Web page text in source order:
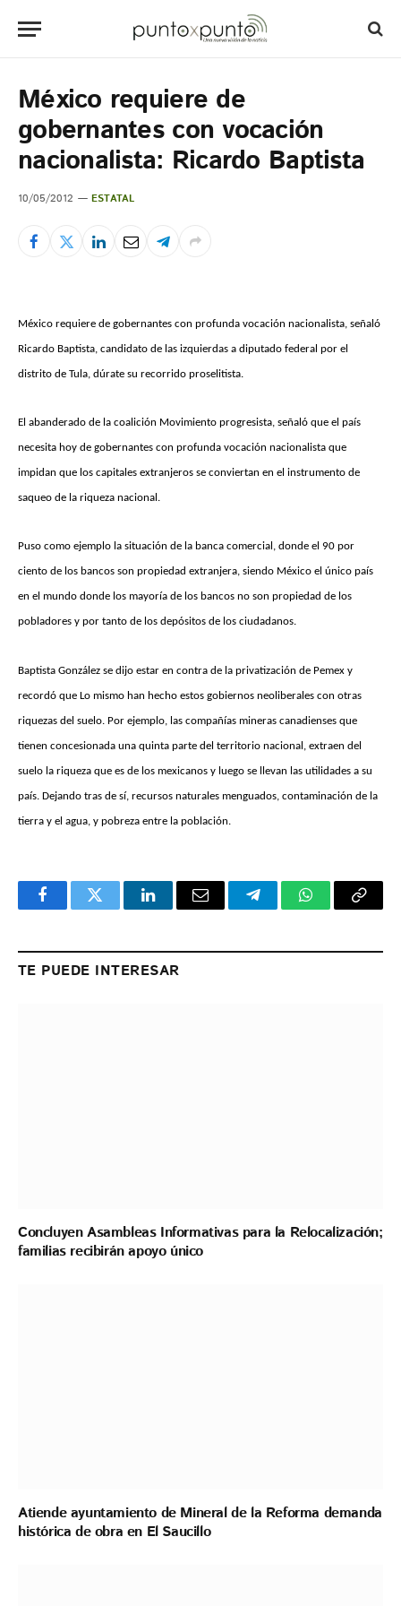
México requiere de
gobernantes con vocación
nacionalista: Ricardo Baptista
10/05/2012 ESTATAL
México requiere de gobernantes con profunda vocación nacionalista, señaló
Ricardo Baptista, candidato de las izquierdas a diputado federal por el
distrito de Tula, dúrate su recorrido proselitista.
El abanderado de la coalición Movimiento progresista, señaló que el país
necesita hoy de gobernantes con profunda vocación nacionalista que
impidan que los capitales extranjeros se conviertan en el instrumento de
saqueo de la riqueza nacional.
Puso como ejemplo la situación de la banca comercial, donde el 90 por
ciento de los bancos son propiedad extranjera, siendo México el único país
en el mundo donde los mayoría de los bancos no son propiedad de los
pobladores y por tanto de los depósitos de los ciudadanos.
Baptista González se dijo estar en contra de la privatización de Pemex y
recordó que Lo mismo han hecho estos gobiernos neoliberales con otras
riquezas del suelo. Por ejemplo, las compañías mineras canadienses que
tienen concesionada una quinta parte del territorio nacional, extraen del
suelo la riqueza que es de los mexicanos y luego se llevan las utilidades a su
país. Dejando tras de sí, recursos naturales menguados, contaminación de la
tierra y el agua, y pobreza entre la población.
FacebookTwitter LinkedInEmail TelegramWhatsApp
Copy
TE PUEDE INTERESAR
Concluyen Asambleas Informativas para la Relocalización;
familias recibirán apoyo único
Atiende ayuntamiento de Mineral de la Reforma demanda
histórica de obra en El Saucillo